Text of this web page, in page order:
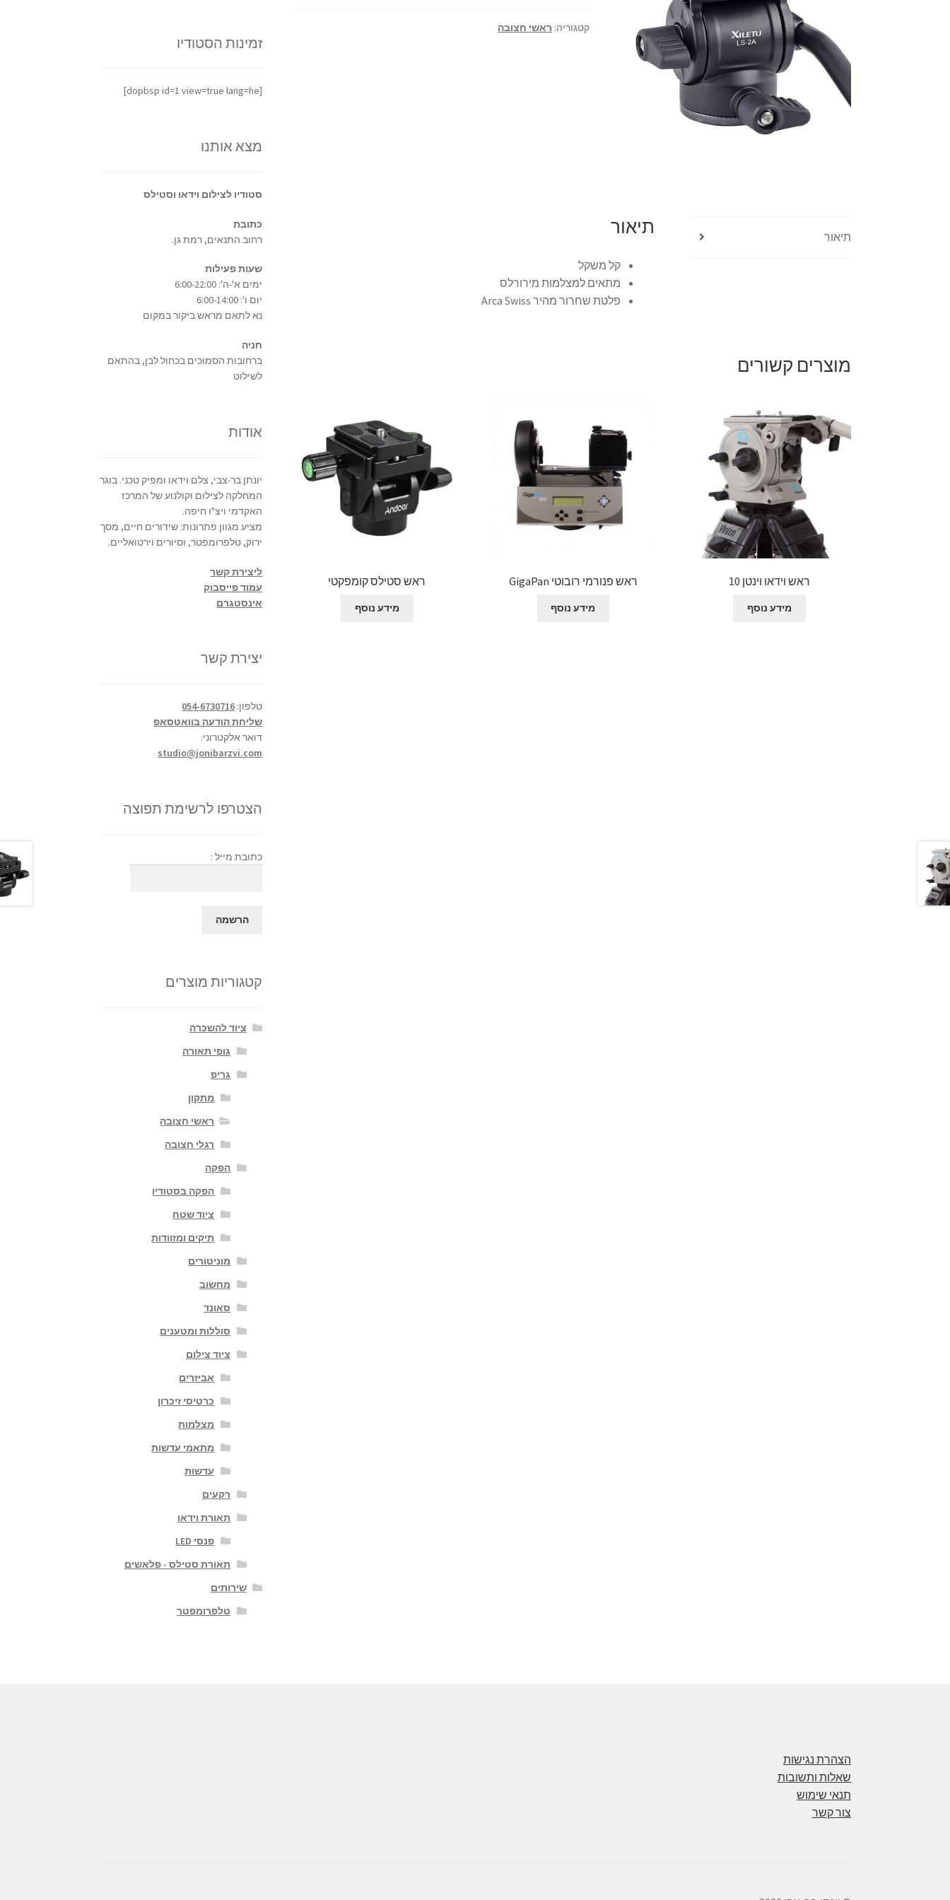
קטגוריה: ראשי חצובה
תיאור תיאור
קל משקל
מתאים למצלמות מירורלס
פלטת שחרור מהיר Arca Swiss
מוצרים קשורים
ראש וידאו וינטן 10
מידע נוסף
ראש פנורמי רובוטי GigaPan
מידע נוסף
ראש סטילס קומפקטי
מידע נוסף
זמינות הסטודיו
[dopbsp id=1 view=true lang=he]
מצא אותנו
סטודיו לצילום וידאו וסטילס
כתובת
רחוב התנאים, רמת גן.
שעות פעילות
ימים א'-ה': 6:00-22:00
יום ו': 6:00-14:00
נא לתאם מראש ביקור במקום
חניה
ברחובות הסמוכים בכחול לבן, בהתאם
לשילוט
אודות
יונתן בר-צבי, צלם וידאו ומפיק טכני. בוגר
המחלקה לצילום וקולנוע של המרכז
האקדמי ויצ"ו חיפה.
מציע מגוון פתרונות: שידורים חיים, מסך
ירוק, טלפרומפטר, וסיורים וירטואליים.
ליצירת קשר
עמוד פייסבוק
אינסטגרם
יצירת קשר
טלפון: 054-6730716
שליחת הודעה בוואטסאפ
דואר אלקטרוני:
studio@jonibarzvi.com
הצטרפו לרשימת תפוצה
כתובת מייל :
קטגוריות מוצרים
ציוד להשכרה
גופי תאורה
גריפ
מתקון
ראשי חצובה
רגלי חצובה
הפקה
הפקה בסטודיו
ציוד שטח
תיקים ומזוודות
מוניטורים
מחשוב
סאונד
סוללות ומטענים
ציוד צילום
אביזרים
כרטיסי זיכרון
מצלמות
מתאמי עדשות
עדשות
רקעים
תאורת וידאו
פנסי LED
תאורת סטילס - פלאשים
שירותים
טלפרומפטר
הצהרת נגישות
שאלות ותשובות
תנאי שימוש
צור קשר